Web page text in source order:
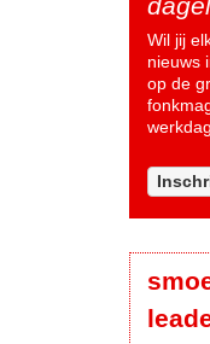
Wil jij
nieuws
op de